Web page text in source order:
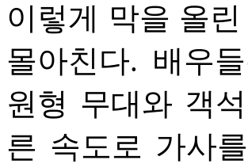
이렇게 막을 올
몰아친다. 배우
원형 무대와 객
른 속도로 가사